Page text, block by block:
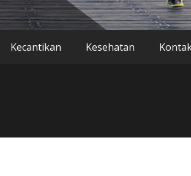
Kecantikan Kesehatan